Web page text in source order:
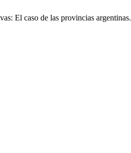
El caso de las provincias argentinas.